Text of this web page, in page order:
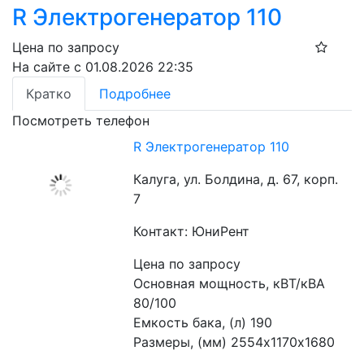
R Электрогенератор 110
Цена по запросу
На сайте с 01.08.2026 22:35
Кратко
Подробнее
Посмотреть телефон
R Электрогенератор 110
Калуга, ул. Болдина, д. 67, корп.
7
Контакт: ЮниРент
Цена по запросу
Основная мощность, кВТ/кВА
80/100
Емкость бака, (л) 190
Размеры, (мм) 2554х1170х1680